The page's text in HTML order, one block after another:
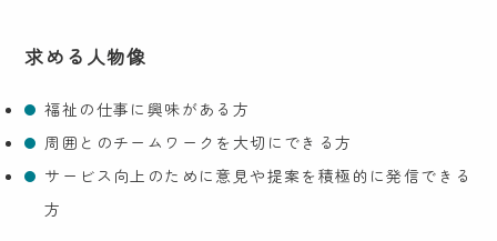
求める人物像
福祉の仕事に興味がある方
周囲とのチームワークを大切にできる方
サービス向上のために意見や提案を積極的に発信できる
方